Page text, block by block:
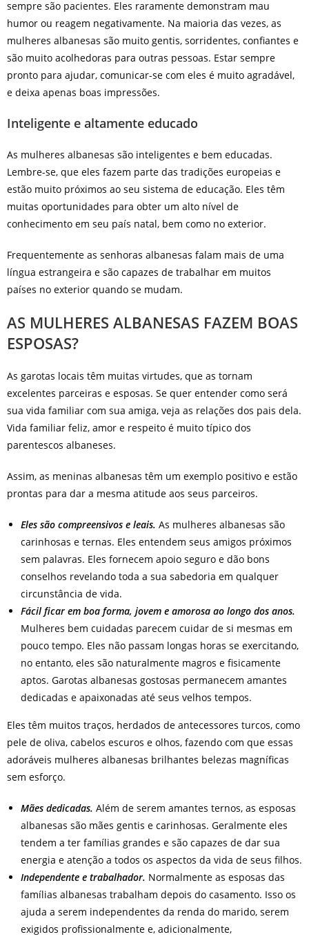
sempre são pacientes. Eles raramente demonstram mau
humor ou reagem negativamente. Na maioria das vezes, as
mulheres albanesas são muito gentis, sorridentes, confiantes e
são muito acolhedoras para outras pessoas. Estar sempre
pronto para ajudar, comunicar-se com eles é muito agradável,
e deixa apenas boas impressões.
Inteligente e altamente educado
As mulheres albanesas são inteligentes e bem educadas.
Lembre-se, que eles fazem parte das tradições europeias e
estão muito próximos ao seu sistema de educação. Eles têm
muitas oportunidades para obter um alto nível de
conhecimento em seu país natal, bem como no exterior.
Frequentemente as senhoras albanesas falam mais de uma
língua estrangeira e são capazes de trabalhar em muitos
países no exterior quando se mudam.
AS MULHERES ALBANESAS FAZEM BOAS
ESPOSAS?
As garotas locais têm muitas virtudes, que as tornam
excelentes parceiras e esposas. Se quer entender como será
sua vida familiar com sua amiga, veja as relações dos pais dela.
Vida familiar feliz, amor e respeito é muito típico dos
parentescos albaneses.
Assim, as meninas albanesas têm um exemplo positivo e estão
prontas para dar a mesma atitude aos seus parceiros.
Eles são compreensivos e leais. As mulheres albanesas são
carinhosas e ternas. Eles entendem seus amigos próximos
sem palavras. Eles fornecem apoio seguro e dão bons
conselhos revelando toda a sua sabedoria em qualquer
circunstância de vida.
Fácil ficar em boa forma, jovem e amorosa ao longo dos anos.
Mulheres bem cuidadas parecem cuidar de si mesmas em
pouco tempo. Eles não passam longas horas se exercitando,
no entanto, eles são naturalmente magros e fisicamente
aptos. Garotas albanesas gostosas permanecem amantes
dedicadas e apaixonadas até seus velhos tempos.
Eles têm muitos traços, herdados de antecessores turcos, como
pele de oliva, cabelos escuros e olhos, fazendo com que essas
adoráveis mulheres albanesas brilhantes belezas magníficas
sem esforço.
Mães dedicadas. Além de serem amantes ternos, as esposas
albanesas são mães gentis e carinhosas. Geralmente eles
tendem a ter famílias grandes e são capazes de dar sua
energia e atenção a todos os aspectos da vida de seus filhos.
Independente e trabalhador. Normalmente as esposas das
famílias albanesas trabalham depois do casamento. Isso os
ajuda a serem independentes da renda do marido, serem
exigidos profissionalmente e, adicionalmente,